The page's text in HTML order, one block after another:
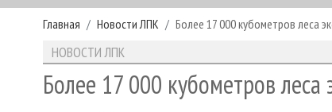
Главная Новости ЛПК Более 17 000 кубометров леса
НОВОСТИ ЛПК
Более 17 000 кубометров леса